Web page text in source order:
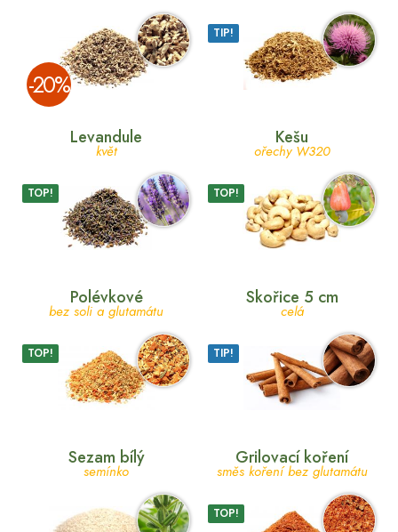
­-20%
TIP!
Levandule
květ
TOP!
Kešu
ořechy W320
TOP!
Polévkové
bez soli a glutamátu
TOP!
Skořice 5 cm
celá
TIP!
Sezam bílý
semínko
Grilovací koření
směs koření bez glutamátu
TOP!